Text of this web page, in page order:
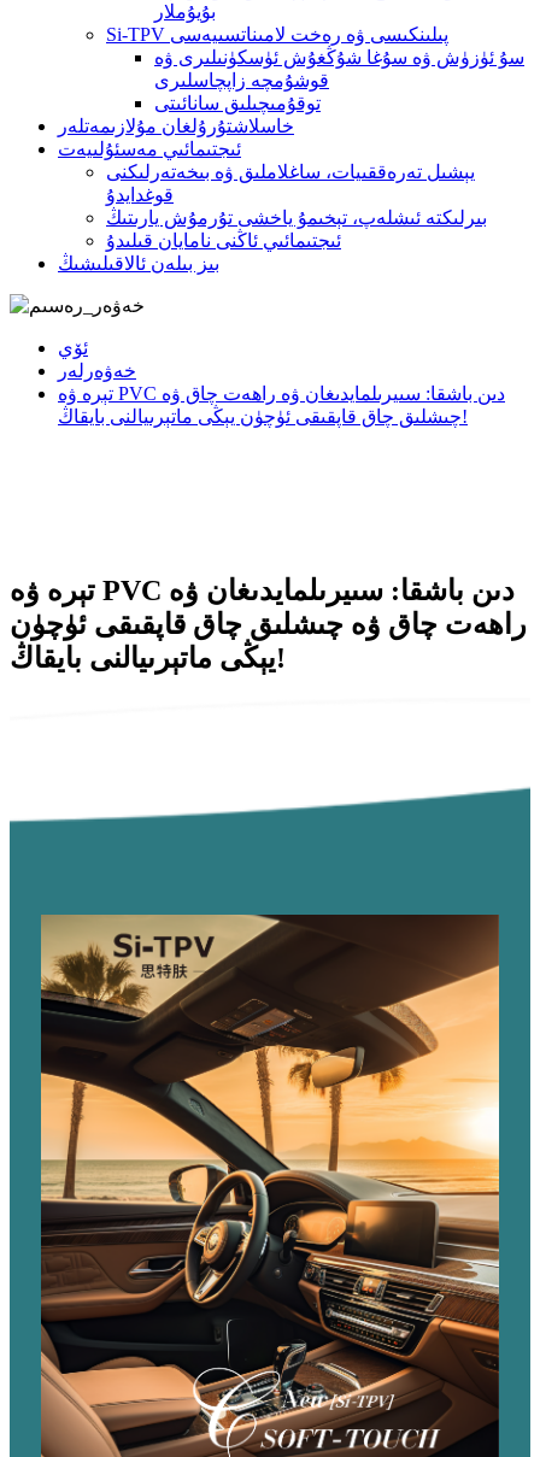
بۇيۇملار
Si-TPV پىلىنكىسى ۋە رەخت لامىناتسىيەسى
سۇ ئۈزۈش ۋە سۇغا شۇڭغۇش ئۈسكۈنىلىرى ۋە
قوشۇمچە زاپچاسلىرى
توقۇمىچىلىق سانائىتى
خاسلاشتۇرۇلغان مۇلازىمەتلەر
ئىجتىمائىي مەسئۇلىيەت
يېشىل تەرەققىيات، ساغلاملىق ۋە بىخەتەرلىكنى
قوغدايدۇ
بىرلىكتە ئىشلەپ، تېخىمۇ ياخشى تۇرمۇش يارىتىڭ
ئىجتىمائىي ئاڭنى نامايان قىلىدۇ
بىز بىلەن ئالاقىلىشىڭ
ئۆي
خەۋەرلەر
تېرە ۋە PVC دىن باشقا: سىيرىلمايدىغان ۋە راھەت چاق ۋە
چىشلىق چاق قاپقىقى ئۈچۈن يېڭى ماتېرىيالنى بايقاڭ!
تېرە ۋە PVC دىن باشقا: سىيرىلمايدىغان ۋە
راھەت چاق ۋە چىشلىق چاق قاپقىقى ئۈچۈن
يېڭى ماتېرىيالنى بايقاڭ!